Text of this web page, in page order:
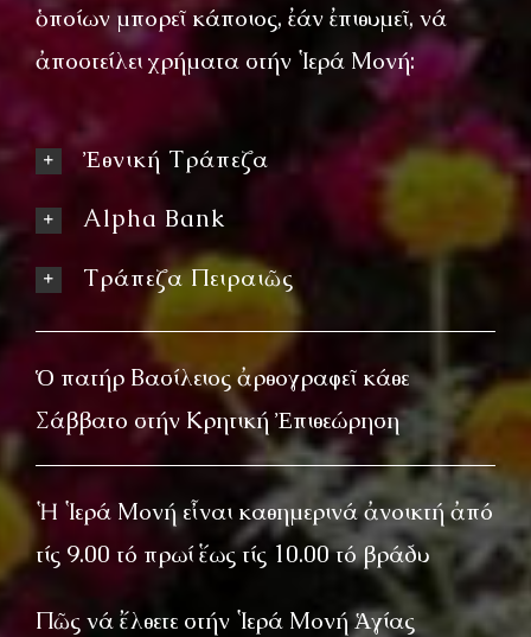
ὁποίων μπορεῖ κάποιος, ἐάν ἐπιθυμεῖ, νά
ἀποστείλει χρήματα στήν Ἱερά Μονή:
Ἐθνική Τράπεζα
Alpha Bank
Τράπεζα Πειραιῶς
Ὁ πατήρ Βασίλειος ἀρθογραφεῖ κάθε
Σάββατο στήν Κρητική Ἐπιθεώρηση
Ἡ Ἱερά Μονή εἶναι καθημερινά ἀνοικτή ἀπό
τίς 9.00 τό πρωί ἕως τίς 10.00 τό βράδυ
Πῶς νά ἔλθετε στήν Ἱερά Μονή Ἁγίας